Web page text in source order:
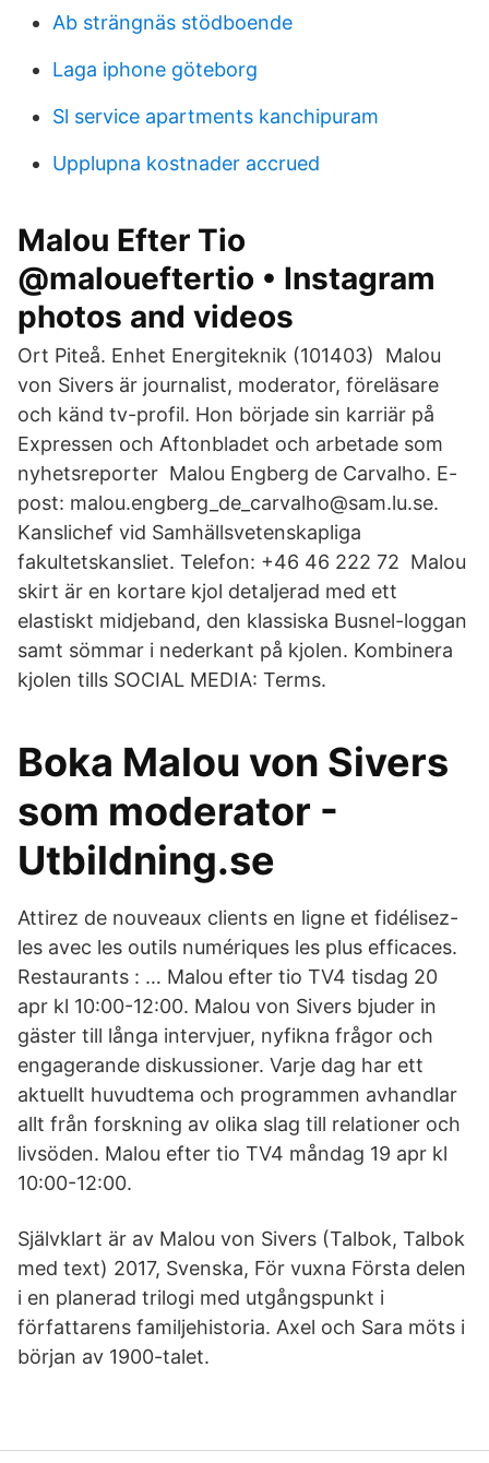
Ab strängnäs stödboende
Laga iphone göteborg
Sl service apartments kanchipuram
Upplupna kostnader accrued
Malou Efter Tio
@maloueftertio • Instagram
photos and videos
Ort Piteå. Enhet Energiteknik (101403) Malou
von Sivers är journalist, moderator, föreläsare
och känd tv-profil. Hon började sin karriär på
Expressen och Aftonbladet och arbetade som
nyhetsreporter Malou Engberg de Carvalho. E-
post: malou.engberg_de_carvalho@sam.lu.se.
Kanslichef vid Samhällsvetenskapliga
fakultetskansliet. Telefon: +46 46 222 72 Malou
skirt är en kortare kjol detaljerad med ett
elastiskt midjeband, den klassiska Busnel-loggan
samt sömmar i nederkant på kjolen. Kombinera
kjolen tills SOCIAL MEDIA: Terms.
Boka Malou von Sivers
som moderator -
Utbildning.se
Attirez de nouveaux clients en ligne et fidélisez-
les avec les outils numériques les plus efficaces.
Restaurants : … Malou efter tio TV4 tisdag 20
apr kl 10:00-12:00. Malou von Sivers bjuder in
gäster till långa intervjuer, nyfikna frågor och
engagerande diskussioner. Varje dag har ett
aktuellt huvudtema och programmen avhandlar
allt från forskning av olika slag till relationer och
livsöden. Malou efter tio TV4 måndag 19 apr kl
10:00-12:00.
Självklart är av Malou von Sivers (Talbok, Talbok
med text) 2017, Svenska, För vuxna Första delen
i en planerad trilogi med utgångspunkt i
författarens familjehistoria. Axel och Sara möts i
början av 1900-talet.